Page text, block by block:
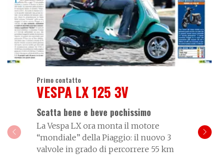
Primo contatto
VESPA LX 125 3V
Scatta bene e beve pochissimo
La Vespa LX ora monta il motore
“mondiale” della Piaggio: il nuovo 3
valvole in grado di percorrere 55 km